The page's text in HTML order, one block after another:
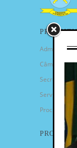
Câmara de
Secretarias
Serviços